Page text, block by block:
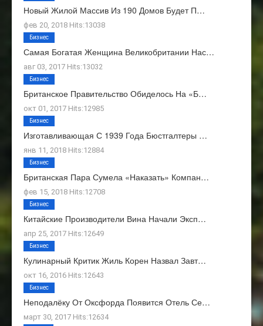
Новый Жилой Массив Из 190 Домов Будет П…
фев 20, 2018 Hits:13038
Самая Богатая Женщина Великобритании Нас…
авг 03, 2017 Hits:13032
Бизнес
Британское Правительство Обиделось На «Б…
окт 01, 2017 Hits:12985
Бизнес
Изготавливающая С 1939 Года Бюстгалтеры …
янв 11, 2018 Hits:12884
Бизнес
Британская Пара Сумела «наказать» Компан…
фев 15, 2018 Hits:12708
Бизнес
Китайские Производители Вина Начали Эксп…
апр 25, 2017 Hits:12649
Бизнес
Кулинарный Критик Жиль Корен Назвал Завт…
окт 16, 2016 Hits:12643
Бизнес
Неподалёку От Оксфорда Появится Отель Се…
март 30, 2017 Hits:12634
Бизнес